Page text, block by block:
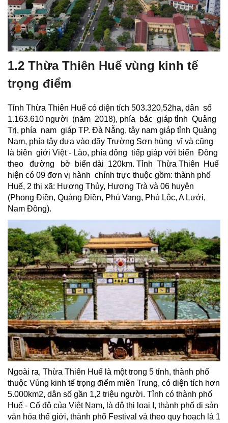
1.2 Thừa Thiên Huế vùng kinh tế
trọng điểm
Tỉnh Thừa Thiên Huế có diện tích 503.320,52ha, dân số
1.163.610 người (năm 2018), phía bắc giáp tỉnh Quảng
Trị, phía nam giáp TP. Đà Nẵng, tây nam giáp tỉnh Quảng
Nam, phía tây dựa vào dãy Trường Sơn hùng vĩ và cũng
là biên giới Việt - Lào, phía đông tiếp giáp với biển Đông
theo đường bờ biển dài 120km. Tỉnh Thừa Thiên Huế
hiện có 09 đơn vị hành chính trực thuộc gồm: thành phố
Huế, 2 thị xã: Hương Thủy, Hương Trà và 06 huyện
(Phong Điền, Quảng Điền, Phú Vang, Phú Lộc, A Lưới,
Nam Đông).
Ngoài ra, Thừa Thiên Huế là một trong 5 tỉnh, thành phố
thuộc Vùng kinh tế trọng điểm miền Trung, có diện tích hơn
5.000km2, dân số gần 1,2 triệu người. Tỉnh có thành phố
Huế - Cố đô của Việt Nam, là đô thị loại I, thành phố di sản
văn hóa thế giới, thành phố Festival và theo quy hoạch là 1